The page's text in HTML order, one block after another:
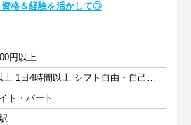
資格＆経験を活かして◎
円以上
週4日以上 1日4時間以上 シフト自由・自己申告
ト・パート